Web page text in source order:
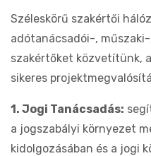
Széleskörű szakértői
adótanácsadói-,
szakértőket közvetítünk,
sikeres
1. Jogi Tanácsadás:
a jogszabályi környezet
kidolgozásában és a jogi